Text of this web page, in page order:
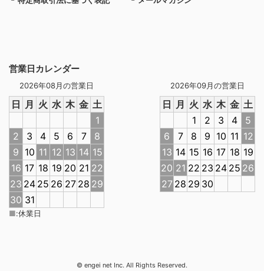
営業日カレンダー
2026年08月の営業日
日 月 火 水 木 金 土
1
2
3 4 5 6 7
8
9 10 11 12 13 14 15
16 17 18 19 20 21 22
23 24 25 26 27 28 29
30 31
2026年09月の営業日
日 月 火 水 木 金 土
1
2 3 4
5
6
7 8 9 10 11 12
13 14 15 16 17 18 19
20 21 22 23 24 25 26
27 28 29 30
■:休業日
© engei net Inc. All Rights Reserved.